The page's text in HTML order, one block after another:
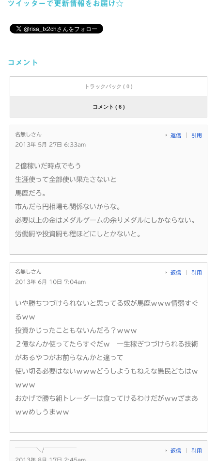
ツイッターで更新情報をお届け☆
コメント
トラックバック ( 0 )
コメント ( 6 )
名無しさん
2013年 5月 27日 6:33am
返信 引用
2億稼いだ時点でもう
生涯使って全部使い果たさないと
馬鹿だろ。
市んだら円相場も関係ないからな。
必要以上の金はメダルゲームの余りメダルにしかならない。
労働厨や投資厨も程ほどにしとかないと。
名無しさん
2013年 6月 10日 7:04am
返信 引用
いや勝ちつづけられないと思ってる奴が馬鹿ｗｗｗ情弱すぐ
るｗｗ
投資かじったこともないんだろ？ｗｗｗ
２億なんか使ってたらすぐだｗ 一生稼ぎつづけられる技術
があるやつがお前らなんかと違って
使い切る必要はないｗｗｗどうしようもねえな愚民どもはｗ
ｗｗｗ
おかげで勝ち組トレーダーは食ってけるわけだがｗｗざまあ
ｗｗめしうまｗｗ
￣￣￣￣＼/￣￣￣￣￣￣
2013年 8月 17日 2:45am
返信 引用